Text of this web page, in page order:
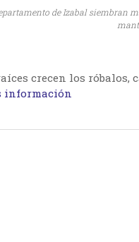
de Izabal siembran
crecen los róbalos,
información